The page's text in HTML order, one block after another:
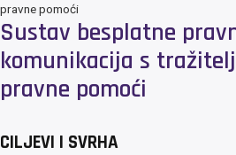
pravne pomoći
Sustav besplatne
komunikacija s
pravne pomoći
CILJEVI I SVRHA